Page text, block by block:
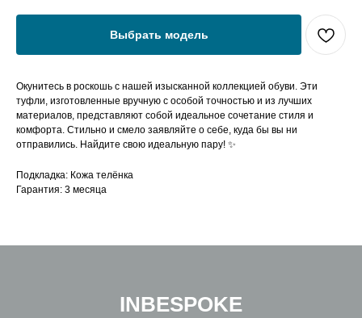
Выбрать модель
Окунитесь в роскошь с нашей изысканной коллекцией обуви. Эти
туфли, изготовленные вручную с особой точностью и из лучших
материалов, представляют собой идеальное сочетание стиля и
комфорта. Стильно и смело заявляйте о себе, куда бы вы ни
отправились. Найдите свою идеальную пару! ✨
Подкладка: Кожа телёнка
Гарантия: 3 месяца
INBESPOKE